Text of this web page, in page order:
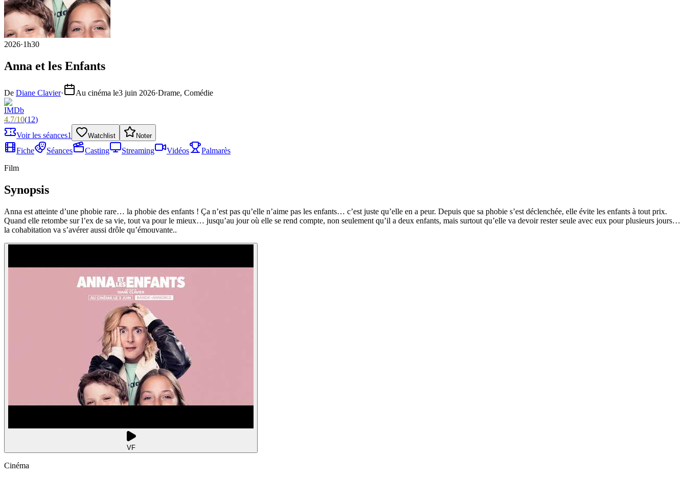
2026·1h30
Anna et les Enfants
De Diane Clavier· Au cinéma le3 juin 2026·Drame, Comédie
4.7/10(12)
Voir les séances1 Watchlist Noter
Fiche Séances Casting Streaming Vidéos
Palmarès
Film
Synopsis
Anna est atteinte d’une phobie rare… la phobie des enfants ! Ça n’est pas qu’elle n’aime pas les enfants… c’est juste qu’elle en a peur. Depuis que sa phobie s’est déclenchée, elle évite les enfants à tout prix.
Quand elle retombe sur l’ex de sa vie, tout va pour le mieux… jusqu’au jour où elle se rend compte, non seulement qu’il a deux enfants, mais surtout qu’elle va devoir rester seule avec eux pour plusieurs jours…
la cohabitation va s’avérer aussi drôle qu’émouvante..
VF
Cinéma